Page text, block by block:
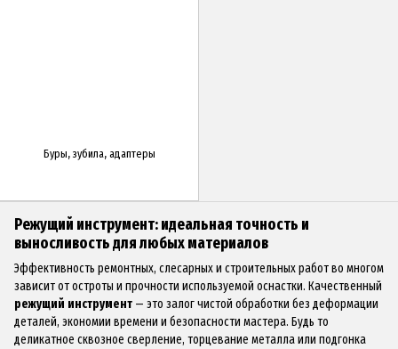
Режущий инструмент: идеальная точность и
выносливость для любых материалов
Эффективность ремонтных, слесарных и строительных работ во многом
зависит от остроты и прочности используемой оснастки. Качественный
режущий инструмент — это залог чистой обработки без деформации
деталей, экономии времени и безопасности мастера. Будь то
деликатное сквозное сверление, торцевание металла или подгонка
Буры, зубила, адаптеры